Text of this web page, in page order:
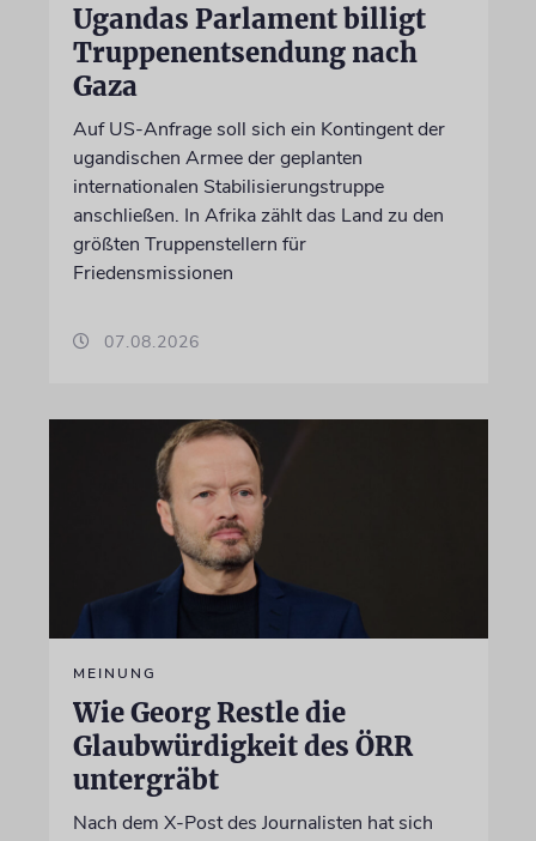
Ugandas Parlament billigt
Truppenentsendung nach
Gaza
Auf US-Anfrage soll sich ein Kontingent der
ugandischen Armee der geplanten
internationalen Stabilisierungstruppe
anschließen. In Afrika zählt das Land zu den
größten Truppenstellern für
Friedensmissionen
07.08.2026
MEINUNG
Wie Georg Restle die
Glaubwürdigkeit des ÖRR
untergräbt
Nach dem X-Post des Journalisten hat sich